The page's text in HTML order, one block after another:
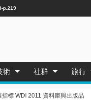
p.219
術 社群 旅行
指標 WDI 2011 資料庫與出版品